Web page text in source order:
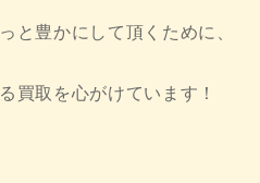
と豊かにして頂くために、
買取を心がけています！